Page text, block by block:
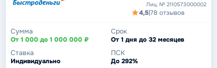
Лиц. № 2110573000002
4,5|78 отзывов
Сумма
От 1 000 до 1 000 000 ₽
Срок
От 1 дня до 32 месяцев
Ставка
Индивидуально
ПСК
До 292%